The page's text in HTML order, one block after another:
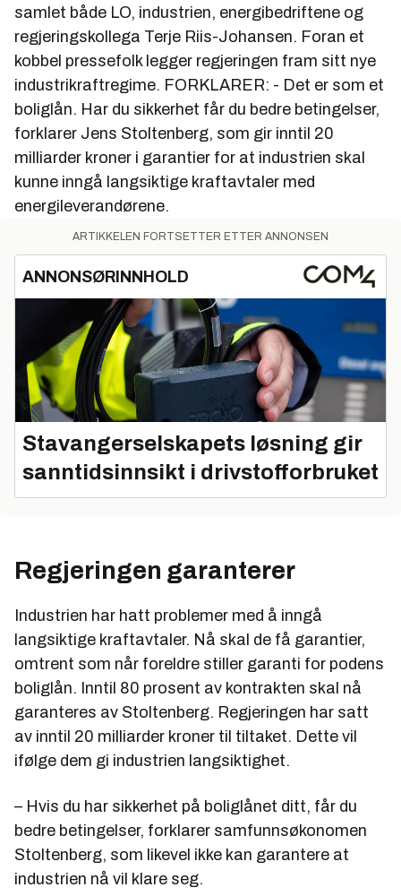
samlet både LO, industrien, energibedriftene og
regjeringskollega Terje Riis-Johansen. Foran et
kobbel pressefolk legger regjeringen fram sitt nye
industrikraftregime. FORKLARER: - Det er som et
boliglån. Har du sikkerhet får du bedre betingelser,
forklarer Jens Stoltenberg, som gir inntil 20
milliarder kroner i garantier for at industrien skal
kunne inngå langsiktige kraftavtaler med
energileverandørene.
ARTIKKELEN FORTSETTER ETTER ANNONSEN
ANNONSØRINNHOLD
Stavangerselskapets løsning gir
sanntidsinnsikt i drivstofforbruket
Regjeringen garanterer
Industrien har hatt problemer med å inngå
langsiktige kraftavtaler. Nå skal de få garantier,
omtrent som når foreldre stiller garanti for podens
boliglån. Inntil 80 prosent av kontrakten skal nå
garanteres av Stoltenberg. Regjeringen har satt
av inntil 20 milliarder kroner til tiltaket. Dette vil
ifølge dem gi industrien langsiktighet.
– Hvis du har sikkerhet på boliglånet ditt, får du
bedre betingelser, forklarer samfunnsøkonomen
Stoltenberg, som likevel ikke kan garantere at
industrien nå vil klare seg.